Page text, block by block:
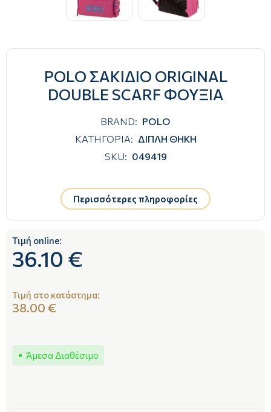
POLO ΣΑΚΙΔΙΟ ORIGINAL
DOUBLE SCARF ΦΟΥΞΙΑ
BRAND: POLO
ΚΑΤΗΓΟΡΙΑ: ΔΙΠΛΗ ΘΗΚΗ
SKU: 049419
Περισσότερες πληροφορίες
Τιμή online:
36.10 €
Τιμή στο κατάστημα:
38.00 €
Άμεσα Διαθέσιμο